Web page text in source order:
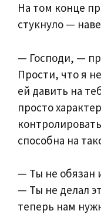
На том конце
стукнуло —
— Господи, —
Прости, что я
ей давить на
просто
способна на
— Ты не обязан
— Ты не делал
теперь нам